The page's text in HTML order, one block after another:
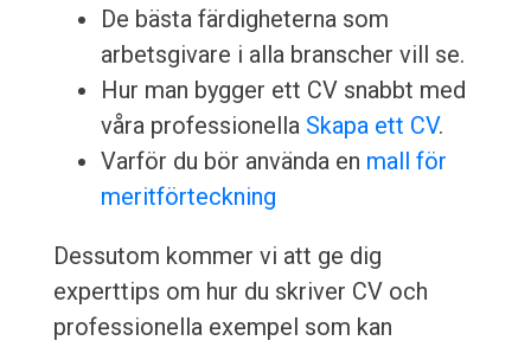
De bästa färdigheterna som
arbetsgivare i alla branscher vill se.
Hur man bygger ett CV snabbt med
våra professionella Skapa ett CV.
Varför du bör använda en mall för
meritförteckning
Dessutom kommer vi att ge dig
experttips om hur du skriver CV och
professionella exempel som kan